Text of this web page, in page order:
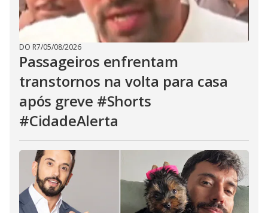
DO R7/05/08/2026
Passageiros enfrentam
transtornos na volta para casa
após greve #Shorts
#CidadeAlerta